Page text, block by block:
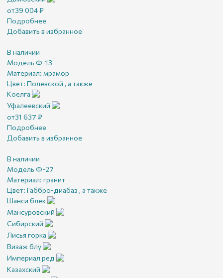
от39 004₽
Подробнее
Добавить в избранное
В наличии
Модель Ф-13
Материал: мрамор
Цвет: Полевской , а также
Коелга
Уфалеевский
от31 637 ₽
Подробнее
Добавить в избранное
В наличии
Модель Ф-27
Материал: гранит
Цвет: Габбро-диабаз , а также
Шанси блек
Мансуровский
Сибирский
Лисья горка
Визаж блу
Империал ред
Казахский